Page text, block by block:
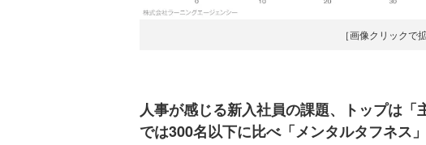
［画像クリックで
人事が感じる新入社員の課題、トップは
では300名以下に比べ「メンタルタフネス